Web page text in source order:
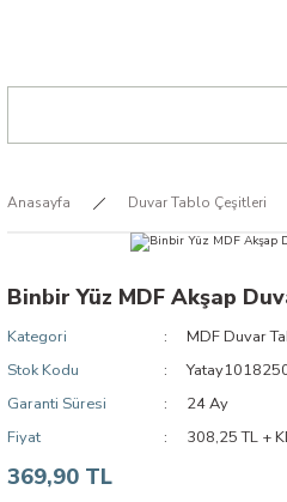
Anasayfa Duvar Tablo Çeşitleri
Binbir Yüz MDF Akşap
Kategori
MDF Duvar
Stok Kodu
Garanti Süresi
24 Ay
Fiyat
308,25 TL +
369,90 TL